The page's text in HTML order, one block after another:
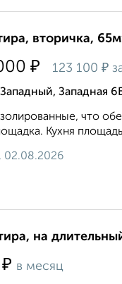
вторичка,
₽ 123 100 ₽
Западная
что
Кухня
02.08.2026
на
₽ в месяц